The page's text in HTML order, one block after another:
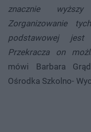
znacznie
Zorganizowanie
podstawowej jest
Przekracza on
mówi Barbara
Ośrodka Szkolno-